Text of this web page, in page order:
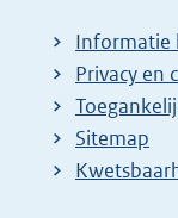
Informatie
Privacy en
Sitemap
E